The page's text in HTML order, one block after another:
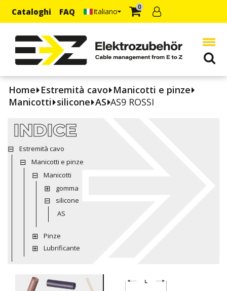
Cataloghi FAQ Italiano 0
Home Estremità cavo Manicotti e pinze
Manicotti silicone AS AS9 ROSSI
INDICE
Estremità cavo
Manicotti e pinze
Manicotti
gomma
silicone
AS
Pinze
Lubrificante